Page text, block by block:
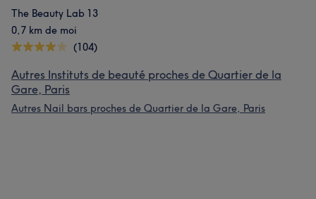
The Beauty Lab 13
0,7 km de moi
(104)
Autres Instituts de beauté proches de Quartier de la
Gare, Paris
Autres Nail bars proches de Quartier de la Gare, Paris